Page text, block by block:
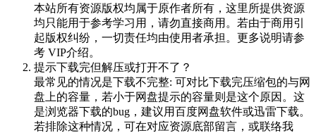
本站所有资源版权均属于原作者所有，这里所提供资源
均只能用于参考学习用，请勿直接商用。若由于商用引
起版权纠纷，一切责任均由使用者承担。更多说明请参
考 VIP介绍。
提示下载完但解压或打开不了？
最常见的情况是下载不完整: 可对比下载完压缩包的与网
盘上的容量，若小于网盘提示的容量则是这个原因。这
是浏览器下载的bug，建议用百度网盘软件或迅雷下载。
若排除这种情况，可在对应资源底部留言，或联络我